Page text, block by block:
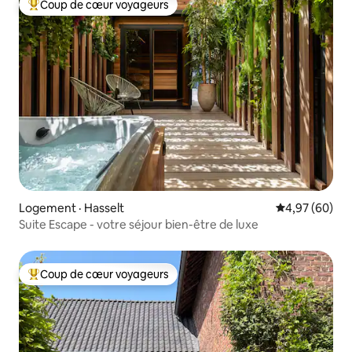
Coup de cœur voyageurs parmi les plus aimés
Coup de cœur voyageurs
Logement · Hasselt Note
4,97 (60)
Suite Escape - votre séjour bien-être de luxe
Coup de cœur voyageurs parmi les plus aimés
Coup de cœur voyageurs